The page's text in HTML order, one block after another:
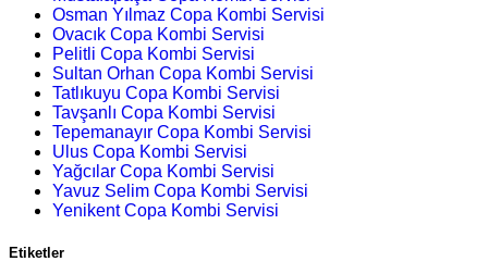
Osman Yılmaz Copa Kombi Servisi
Ovacık Copa Kombi Servisi
Pelitli Copa Kombi Servisi
Sultan Orhan Copa Kombi Servisi
Tatlıkuyu Copa Kombi Servisi
Tavşanlı Copa Kombi Servisi
Tepemanayır Copa Kombi Servisi
Ulus Copa Kombi Servisi
Yağcılar Copa Kombi Servisi
Yavuz Selim Copa Kombi Servisi
Yenikent Copa Kombi Servisi
Etiketler